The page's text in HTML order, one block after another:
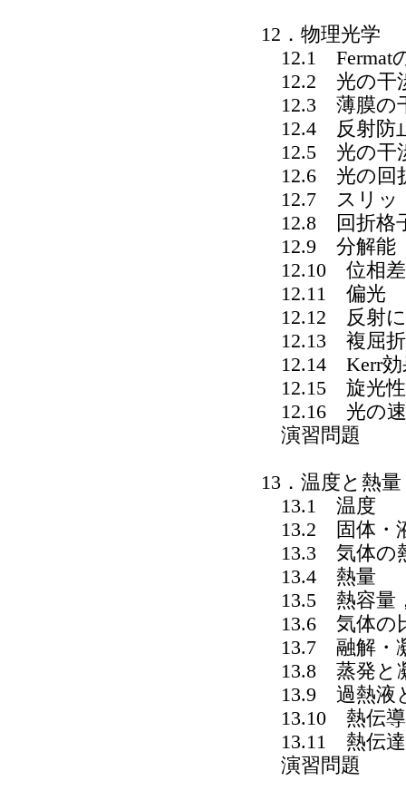
12．物理光学
12.1 Fermat
12.2 光の干
12.3 薄膜の
12.4 反射防
12.5 光の干
12.6 光の回
12.7 スリッ
12.8 回折格
12.9 分解能
12.10 位相差
12.11 偏光
12.12 反射に
12.13 複屈折
12.14 Kerr効
12.15 旋光性
12.16 光の
演習問題
13．温度と熱量
13.1 温度
13.2 固体・
13.3 気体の
13.4 熱量
13.5 熱容量
13.6 気体の
13.7 融解・
13.8 蒸発と
13.9 過熱液
13.10 熱伝導
13.11 熱伝達
演習問題